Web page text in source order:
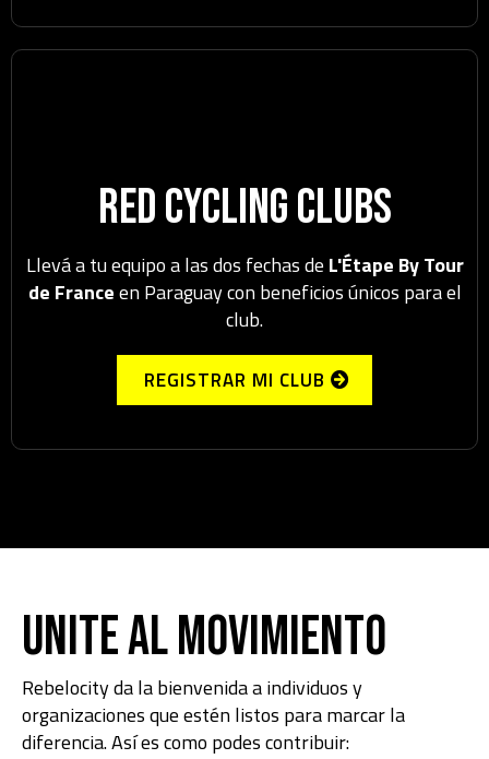
Red Cycling Clubs
Llevá a tu equipo a las dos fechas de L'Étape By Tour
de Franceen Paraguay con beneficios únicos para el
club.
REGISTRAR MI CLUB
UnIte al Movimiento
Rebelocity da la bienvenida a individuos y
organizaciones que estén listos para marcar la
diferencia. Así es como podes contribuir: